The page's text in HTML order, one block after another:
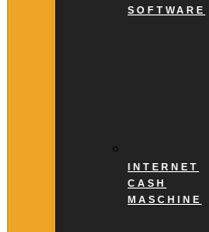
SOFTWARE
INTERNET
CASH
MASCHINE